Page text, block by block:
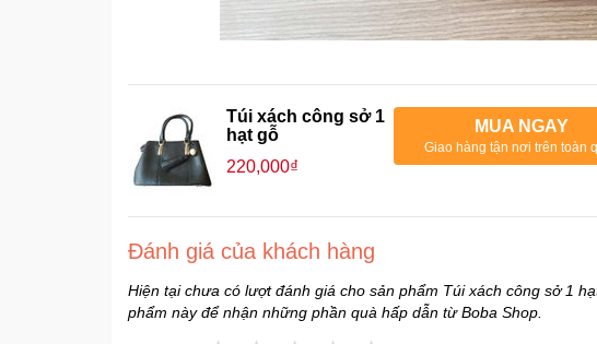
Túi xách công sở 1
hạt gỗ
220,000₫
MUA NGAY
Giao hàng tận nơi trên toàn
Đánh giá của khách hàng
Hiện tại chưa có lượt đánh giá cho sản phẩm Túi xách công sở 1
phẩm này để nhận những phần quà hấp dẫn từ Boba Shop.